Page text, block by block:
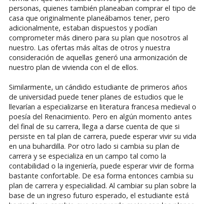
personas, quienes también planeaban comprar el tipo de
casa que originalmente planeábamos tener, pero
adicionalmente, estaban dispuestos y podían
comprometer más dinero para su plan que nosotros al
nuestro. Las ofertas más altas de otros y nuestra
consideración de aquellas generó una armonización de
nuestro plan de vivienda con el de ellos.
Similarmente, un cándido estudiante de primeros años
de universidad puede tener planes de estudios que le
llevarían a especializarse en literatura francesa medieval o
poesía del Renacimiento. Pero en algún momento antes
del final de su carrera, llega a darse cuenta de que si
persiste en tal plan de carrera, puede esperar vivir su vida
en una buhardilla. Por otro lado si cambia su plan de
carrera y se especializa en un campo tal como la
contabilidad o la ingeniería, puede esperar vivir de forma
bastante confortable. De esa forma entonces cambia su
plan de carrera y especialidad. Al cambiar su plan sobre la
base de un ingreso futuro esperado, el estudiante está